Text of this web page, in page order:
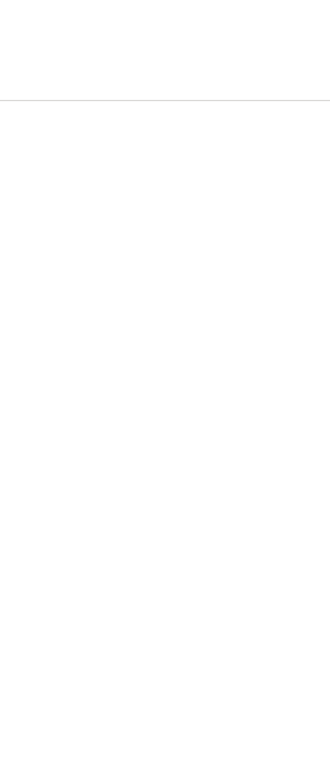
ンツェのデザイン
改装したこの宿泊施設で、貴重な大理石
れた真鍮のアクセントが施された、古き
い。